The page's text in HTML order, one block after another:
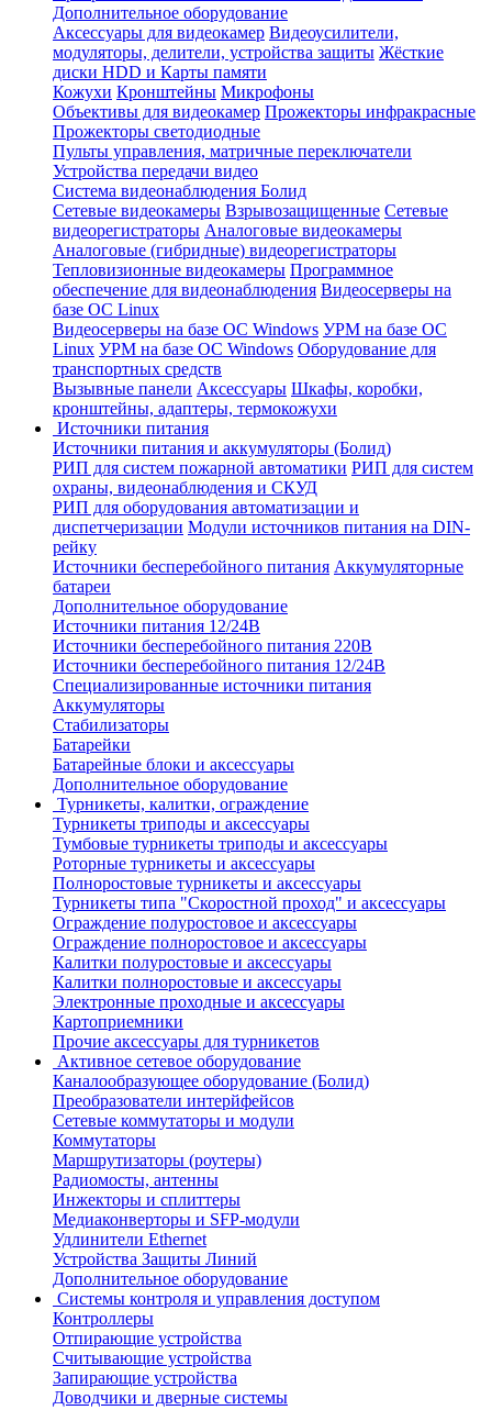
Дополнительное оборудование
Аксессуары для видеокамер Видеоусилители,
модуляторы, делители, устройства защиты Жёсткие
диски HDD и Карты памяти
Кожухи Кронштейны Микрофоны
Объективы для видеокамер Прожекторы инфракрасные
Прожекторы светодиодные
Пульты управления, матричные переключатели
Устройства передачи видео
Система видеонаблюдения Болид
Сетевые видеокамеры Взрывозащищенные Сетевые
видеорегистраторы Аналоговые видеокамеры
Аналоговые (гибридные) видеорегистраторы
Тепловизионные видеокамеры Программное
обеспечение для видеонаблюдения Видеосерверы на
базе ОС Linux
Видеосерверы на базе ОС Windows УРМ на базе ОС
Linux УРМ на базе ОС Windows Оборудование для
транспортных средств
Вызывные панели Аксессуары Шкафы, коробки,
кронштейны, адаптеры, термокожухи
Источники питания
Источники питания и аккумуляторы (Болид)
РИП для систем пожарной автоматики РИП для систем
охраны, видеонаблюдения и СКУД
РИП для оборудования автоматизации и
диспетчеризации Модули источников питания на DIN-
рейку
Источники бесперебойного питания Аккумуляторные
батареи
Дополнительное оборудование
Источники питания 12/24В
Источники бесперебойного питания 220В
Источники бесперебойного питания 12/24В
Специализированные источники питания
Аккумуляторы
Стабилизаторы
Батарейки
Батарейные блоки и аксессуары
Дополнительное оборудование
Турникеты, калитки, ограждение
Турникеты триподы и аксессуары
Тумбовые турникеты триподы и аксессуары
Роторные турникеты и аксессуары
Полноростовые турникеты и аксессуары
Турникеты типа "Скоростной проход" и аксессуары
Ограждение полуростовое и аксессуары
Ограждение полноростовое и аксессуары
Калитки полуростовые и аксессуары
Калитки полноростовые и аксессуары
Электронные проходные и аксессуары
Картоприемники
Прочие аксессуары для турникетов
Активное сетевое оборудование
Каналообразующее оборудование (Болид)
Преобразователи интерйфейсов
Сетевые коммутаторы и модули
Коммутаторы
Маршрутизаторы (роутеры)
Радиомосты, антенны
Инжекторы и сплиттеры
Медиаконверторы и SFP-модули
Удлинители Ethernet
Устройства Защиты Линий
Дополнительное оборудование
Системы контроля и управления доступом
Контроллеры
Отпирающие устройства
Считывающие устройства
Запирающие устройства
Доводчики и дверные системы